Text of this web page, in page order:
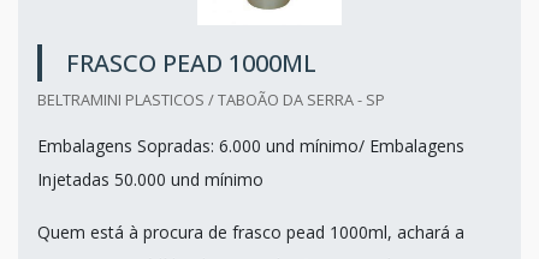
FRASCO PEAD 1000ML
BELTRAMINI PLASTICOS / TABOÃO DA SERRA - SP
Embalagens Sopradas: 6.000 und mínimo/ Embalagens
Injetadas 50.000 und mínimo
Quem está à procura de frasco pead 1000ml, achará a